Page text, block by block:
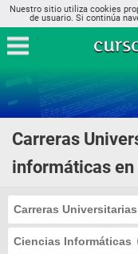
Nuestro sitio utiliza cookies
de usuario. Si continúa
Carreras
informáticas
Carreras Universitarias
Ciencias Informáticas